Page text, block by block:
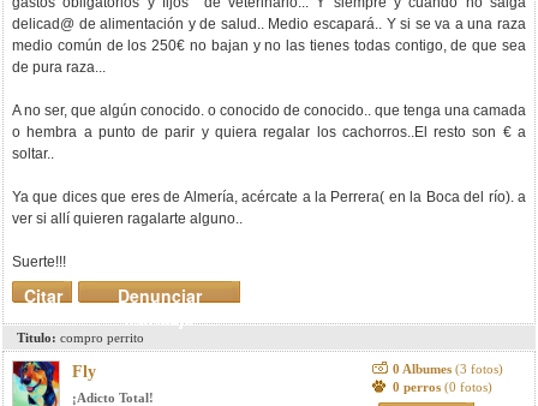
delicad@ de alimentación y de salud.. Medio escapará.. Y si se va a una raza
medio común de los 250€ no bajan y no las tienes todas contigo, de que sea
de pura raza...
A no ser, que algún conocido. o conocido de conocido.. que tenga una camada
o hembra a punto de parir y quiera regalar los cachorros..El resto son € a
soltar..
Ya que dices que eres de Almería, acércate a la Perrera( en la Boca del río). a
ver si allí quieren ragalarte alguno..
Suerte!!!
Denunciar
mensaje
Citar
Titulo: compro perrito
Fly
¡Adicto Total!
0 Albumes (3 fotos)
0 perros (0 fotos)